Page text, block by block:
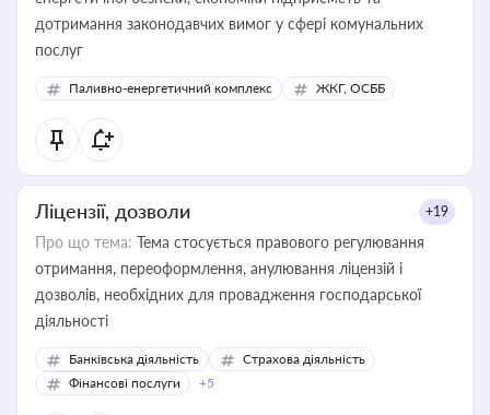
дотримання законодавчих вимог у сфері комунальних
послуг
Паливно-енергетичний комплекс ЖКГ, ОСББ
Ліцензії, дозволи +19
Про що тема: Тема стосується правового регулювання
отримання, переоформлення, анулювання ліцензій і
дозволів, необхідних для провадження господарської
діяльності
Банківська діяльність
Страхова діяльність
Фінансові послуги
+5